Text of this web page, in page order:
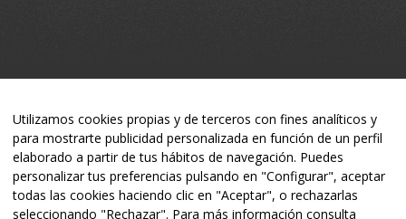
Utilizamos cookies propias y de terceros con fines analíticos y
para mostrarte publicidad personalizada en función de un perfil
elaborado a partir de tus hábitos de navegación. Puedes
personalizar tus preferencias pulsando en "Configurar", aceptar
todas las cookies haciendo clic en "Aceptar", o rechazarlas
seleccionando "Rechazar". Para más información consulta